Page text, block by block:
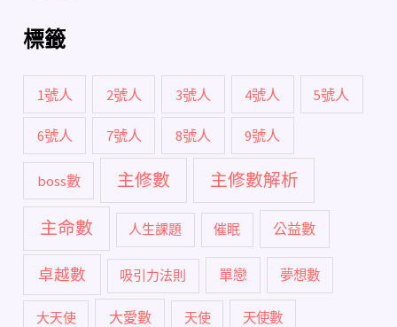
標籤
1號人 2號人 3號人 4號人 5號人
6號人 7號人 8號人 9號人
boss數 主修數 主修數解析
主命數 人生課題 催眠 公益數
卓越數 吸引力法則 單戀 夢想數
大天使 大愛數 天使 天使數